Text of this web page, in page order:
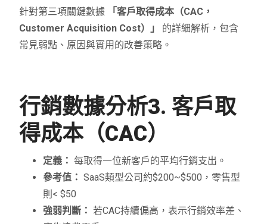
針對第三項關鍵數據
「客戶取得成本（CAC，
Customer Acquisition Cost）」
的詳細解析，包含
常見弱點、原因與實用的改善策略。
行銷數據分析3. 客戶取
得成本（CAC）
定義： 每取得一位新客戶的平均行銷支出。
參考值： SaaS類型公司約$200~$500，零售型
則< $50
強弱判斷： 若CAC持續偏高，表示行銷效率差、